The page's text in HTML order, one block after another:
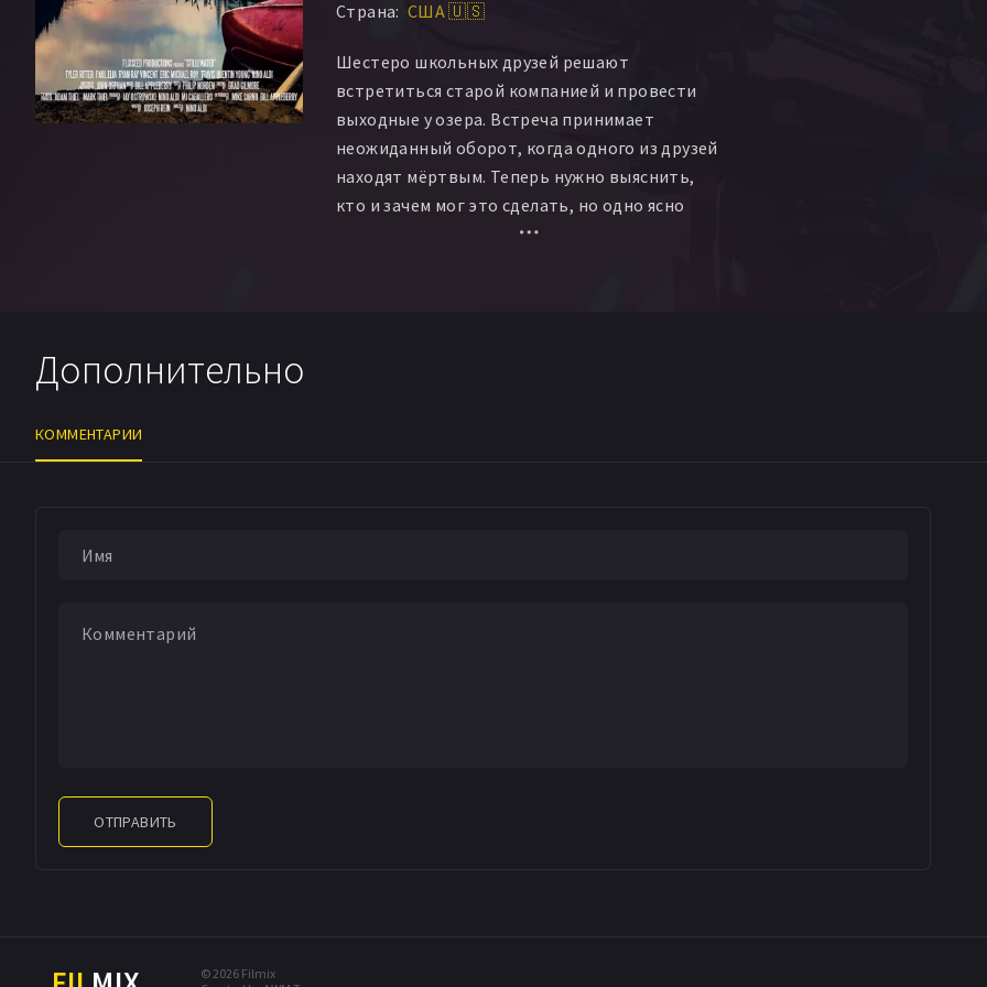
Страна: США 🇺🇸
Шестеро школьных друзей решают
встретиться старой компанией и провести
выходные у озера. Встреча принимает
неожиданный оборот, когда одного из друзей
находят мёртвым. Теперь нужно выяснить,
кто и зачем мог это сделать, но одно ясно
точно: убийца среди них.
Дополнительно
КОММЕНТАРИИ
ОТПРАВИТЬ
© 2026 Filmix